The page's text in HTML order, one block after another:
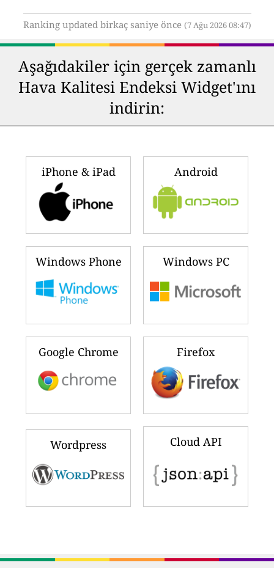
Ranking updated birkaç saniye önce (7 Ağu 2026 08:47)
Aşağıdakiler için gerçek zamanlı
Hava Kalitesi Endeksi Widget'ını
indirin:
iPhone & iPad Android
Windows Phone Windows PC
Google Chrome Firefox
Wordpress Cloud API